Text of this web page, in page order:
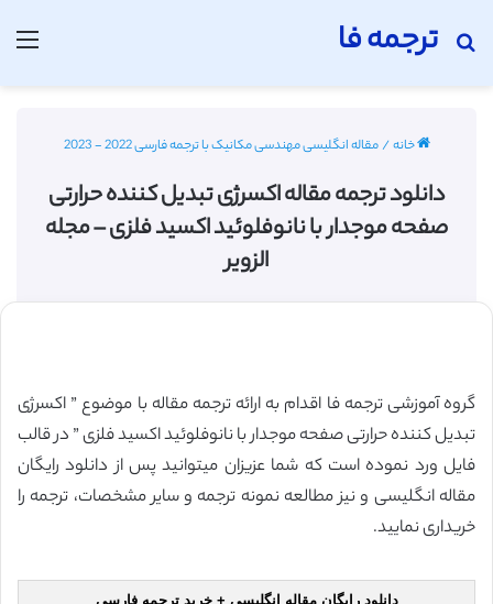
ترجمه فا
جستجو برای
خانه/مقاله انگلیسی مهندسی مکانیک با ترجمه فارسی 2022 - 2023
دانلود ترجمه مقاله اکسرژی تبدیل کننده حرارتی
صفحه موجدار با نانوفلوئید اکسید فلزی – مجله
الزویر
گروه آموزشی ترجمه فا اقدام به ارائه ترجمه مقاله با موضوع ” اکسرژی
تبدیل کننده حرارتی صفحه موجدار با نانوفلوئید اکسید فلزی ” در قالب
فایل ورد نموده است که شما عزیزان میتوانید پس از دانلود رایگان
مقاله انگلیسی و نیز مطالعه نمونه ترجمه و سایر مشخصات، ترجمه را
خریداری نمایید.
دانلود رایگان مقاله انگلیسی + خرید ترجمه فارسی